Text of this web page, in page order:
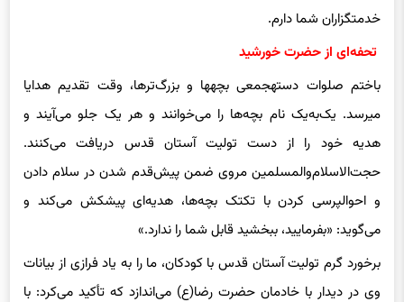
خدمتگزاران شما دارم.
تحفه‌ای از حضرت خورشید
‌باختم صلوات دسته‎جمعی بچه‎ها و بزرگ‌ترها، وقت تقدیم هدایا
می‎رسد. یک‌به‌یک نام بچه‌ها را می‌خوانند و هر یک جلو می‌آیند و
هدیه خود را از دست تولیت آستان قدس دریافت می‌کنند.
حجت‌الاسلام‌والمسلمین مروی ضمن پیش‌قدم شدن در سلام دادن
و احوالپرسی کردن با تک‎تک بچه‌ها، هدیه‌ای پیشکش می‌کند و
می‌گوید: «بفرمایید، ببخشید قابل شما را ندارد.»
برخورد گرم تولیت آستان قدس با کودکان، ما را به یاد فرازی از بیانات